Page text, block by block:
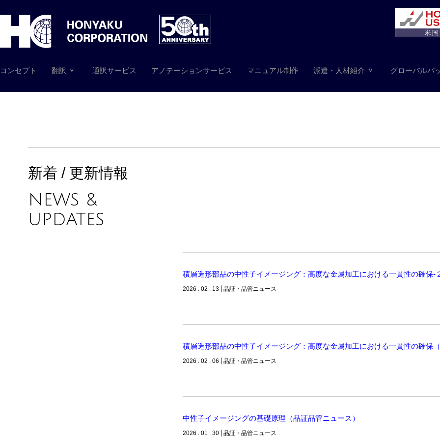
コンセプト 翻訳 通訳サービス アノテーションサービス マニュアル制作 派遣・人材紹介 グローバルパ
新着 / 更新情報
NEWS &
UPDATES
積層造形部品の中性子イメージング：高度な金属加工における一貫性の確保-
2026 . 02 . 13 品証・品管ニュース
積層造形部品の中性子イメージング：高度な金属加工における一貫性の確保（
2026 . 02 . 06 品証・品管ニュース
中性子イメージングの基礎原理（品証品管ニュース）
2026 . 01 . 30 品証・品管ニュース